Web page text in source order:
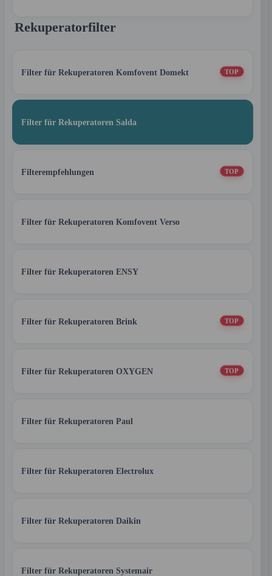
Rekuperatorfilter
Filter für Rekuperatoren Komfovent Domekt TOP
Filter für Rekuperatoren Salda
Filterempfehlungen TOP
Filter für Rekuperatoren Komfovent Verso
Filter für Rekuperatoren ENSY
Filter für Rekuperatoren Brink TOP
Filter für Rekuperatoren OXYGEN TOP
Filter für Rekuperatoren Paul
Filter für Rekuperatoren Electrolux
Filter für Rekuperatoren Daikin
Filter für Rekuperatoren Systemair